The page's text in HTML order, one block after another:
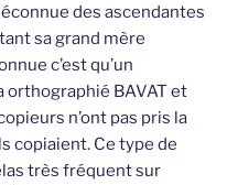
des ascendantes
sa grand mère
c’est qu’un
orthographié BAVAT et
n’ont pas pris la
copiaient. Ce type de
très fréquent sur